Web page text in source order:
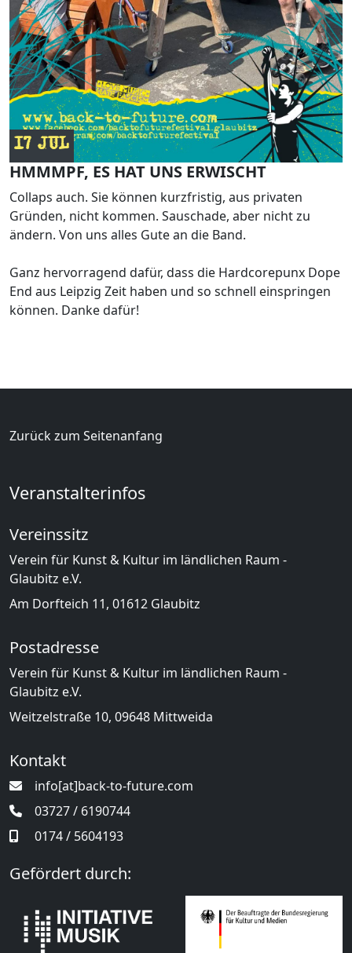
17 JUL
HMMMPF, ES HAT UNS ERWISCHT
Collaps auch. Sie können kurzfristig, aus privaten
Gründen, nicht kommen. Sauschade, aber nicht zu
ändern. Von uns alles Gute an die Band.
Ganz hervorragend dafür, dass die Hardcorepunx Dope
End aus Leipzig Zeit haben und so schnell einspringen
können. Danke dafür!
Zurück zum Seitenanfang
Veranstalterinfos
Vereinssitz
Verein für Kunst & Kultur im ländlichen Raum -
Glaubitz e.V.
Am Dorfteich 11, 01612 Glaubitz
Postadresse
Verein für Kunst & Kultur im ländlichen Raum -
Glaubitz e.V.
Weitzelstraße 10, 09648 Mittweida
Kontakt
info[at]back-to-future.com
03727 / 6190744
0174 / 5604193
Gefördert durch: